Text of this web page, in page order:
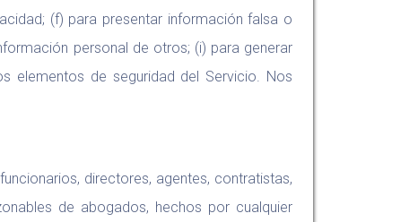
(f) para presentar información falsa o
personal de otros; (i) para generar
elementos de seguridad del Servicio. Nos
directores, agentes, contratistas,
de abogados, hechos por cualquier